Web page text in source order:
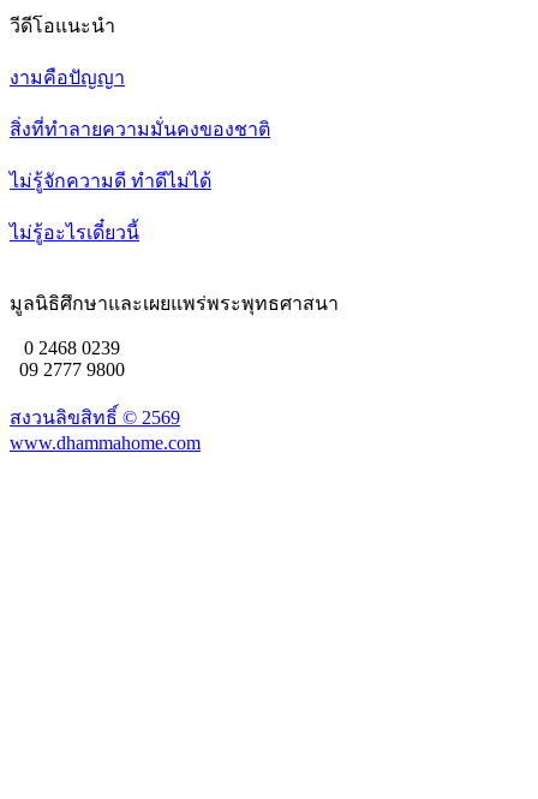
วีดีโอแนะนำ
งามคือปัญญา
สิ่งที่ทำลายความมั่นคงของชาติ
ไม่รู้จักความดี ทำดีไม่ได้
ไม่รู้อะไรเดี๋ยวนี้
มูลนิธิศึกษาและเผยแพร่พระพุทธศาสนา
0 2468 0239
09 2777 9800
สงวนลิขสิทธิ์ © 2569
www.dhammahome.com